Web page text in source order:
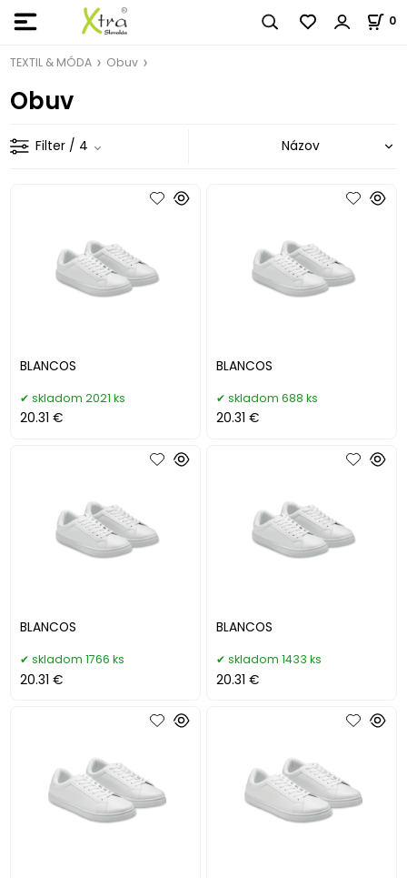
0
TEXTIL & MÓDA Obuv
Obuv
Filter / 4
BLANCOS
skladom 2021 ks
20.31 €
BLANCOS
skladom 688 ks
20.31 €
BLANCOS
skladom 1766 ks
20.31 €
BLANCOS
skladom 1433 ks
20.31 €